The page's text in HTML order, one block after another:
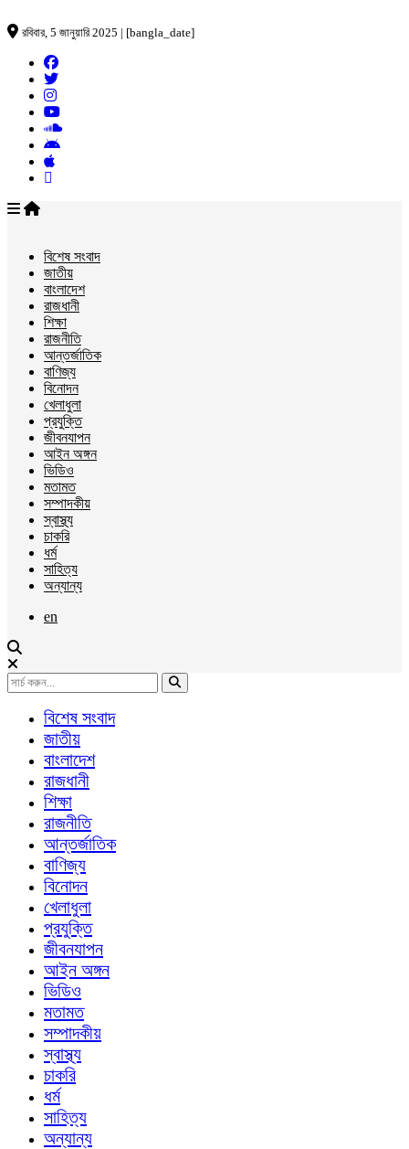
রবিবার, 5 জানুয়ারি 2025 | [bangla_date]
বিশেষ সংবাদ
জাতীয়
বাংলাদেশ
রাজধানী
শিক্ষা
রাজনীতি
আন্তর্জাতিক
বাণিজ্য
বিনোদন
খেলাধুলা
প্রযুক্তি
জীবনযাপন
আইন অঙ্গন
ভিডিও
মতামত
সম্পাদকীয়
স্বাস্থ্য
চাকরি
ধর্ম
সাহিত্য
অন্যান্য
en
বিশেষ সংবাদ
জাতীয়
বাংলাদেশ
রাজধানী
শিক্ষা
রাজনীতি
আন্তর্জাতিক
বাণিজ্য
বিনোদন
খেলাধুলা
প্রযুক্তি
জীবনযাপন
আইন অঙ্গন
ভিডিও
মতামত
সম্পাদকীয়
স্বাস্থ্য
চাকরি
ধর্ম
সাহিত্য
অন্যান্য